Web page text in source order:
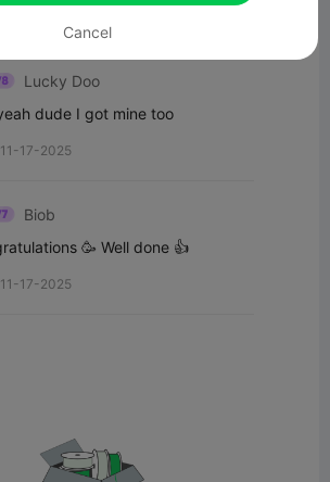
Lucky Doo
dude I got mine too
17-2025
Biob
🥳 Well done 👍
17-2025
Cancel